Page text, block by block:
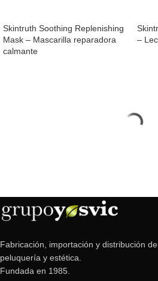
Skintruth Soothing Replenishing
Mask – Mascarilla reparadora
calmante
–
Fabricación, importación y distribución
peluquería y estética.
Fundada en 1985.